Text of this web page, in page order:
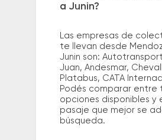
a Junin?
Las empresas de
te llevan desde
Junin son:
Juan, Andesmar,
Platabus, CATA
Podés comparar entre
opciones disponibles y
pasaje que mejor se
búsqueda.